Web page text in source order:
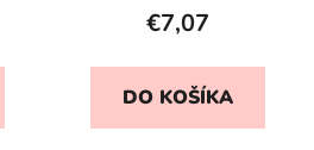
€7,07
DO KOŠÍKA